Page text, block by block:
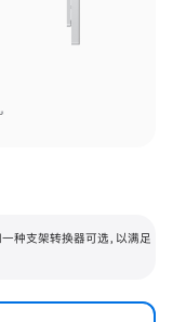
支架转换器可选，以满足